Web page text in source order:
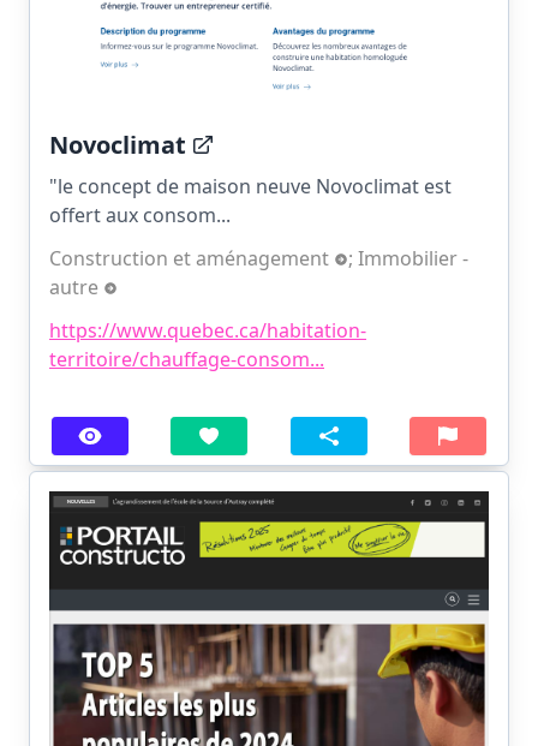
Novoclimat
"le concept de maison neuve Novoclimat est
offert aux consom...
Construction et aménagement
; Immobilier -
autre
https://www.quebec.ca/habitation-
territoire/chauffage-consom...